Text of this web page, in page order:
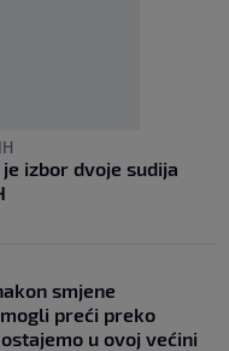
izbor dvoje sudija
smjene
preći preko
u ovoj većini